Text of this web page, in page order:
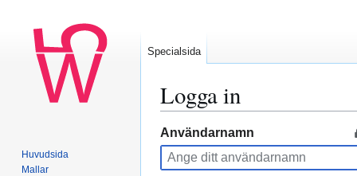
Logga in
Hoppa
till
navigering
Hoppa
till
sök
Användarnamn
Specialsida
Huvudsida
Mallar